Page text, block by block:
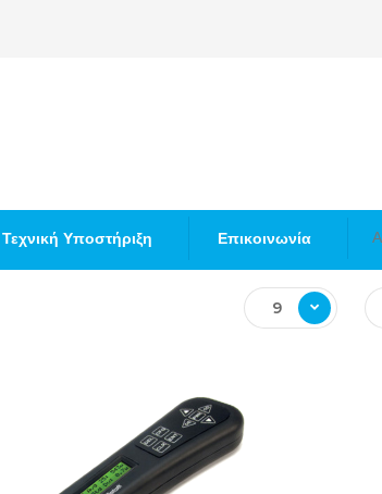
Τεχνική Υποστήριξη Επικοινωνία
9